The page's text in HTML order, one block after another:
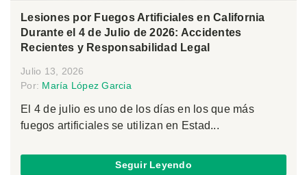
Lesiones por Fuegos Artificiales en California
Durante el 4 de Julio de 2026: Accidentes
Recientes y Responsabilidad Legal
Julio 13, 2026
Por: María López Garcia
El 4 de julio es uno de los días en los que más
fuegos artificiales se utilizan en Estad...
Seguir Leyendo